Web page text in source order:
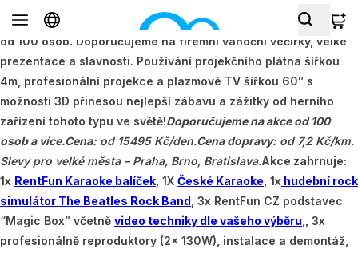
Hudební Mega akce vyhovuje pořádání oslav a akcí s počtem
od 100 osob. Doporučujeme na firemní vánoční večírky, velké
prezentace a slavnosti. Používání projekčního plátna šířkou
4m, profesionální projekce a plazmové TV šířkou 60″ s
možností 3D přinesou nejlepší zábavu a zážitky od herního
zařízení tohoto typu ve světě!Doporučujeme na akce od 100
osob a více.Cena: od 15495 Kč/den.Cena dopravy: od 7,2 Kč/km.
Slevy pro velké města – Praha, Brno, Bratislava.Akce zahrnuje:
1x RentFun Karaoke balíček , 1X České Karaoke , 1x hudební rock
simulátor The Beatles Rock Band , 3x RentFun CZ podstavec
“Magic Box” včetně video techniky dle vašeho výběru ,, 3x
profesionálně reproduktory (2x 130W), instalace a demontáž,